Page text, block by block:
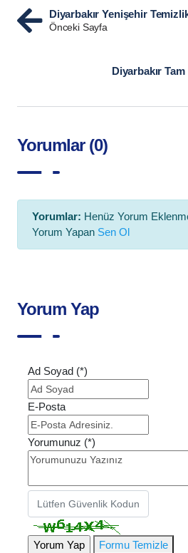
Diyarbakır Yenişehir
Önceki Sayfa
Diyarbakır
Yorumlar (0)
Yorumlar: Henüz Yorum
Yorum Yapan Sen Ol
Yorum Yap
Ad Soyad (*)
E-Posta
Yorumunuz (*)
Formu Temizle